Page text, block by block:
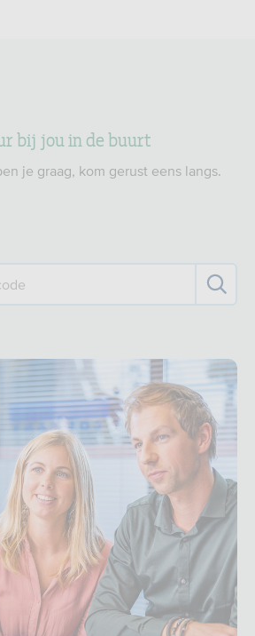
bij jou in de buurt
je graag, kom gerust eens langs.